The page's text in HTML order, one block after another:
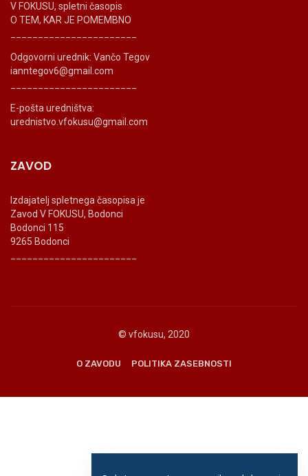
V FOKUSU, spletni časopis
O TEM, KAR JE POMEMBNO
Odgovorni urednik: Vančo Tegov
ianntegov6@gmail.com
E-pošta uredništva:
urednistvo.vfokusu@gmail.com
ZAVOD
Izdajatelj spletnega časopisa je
Zavod V FOKUSU, Bodonci
Bodonci 115
9265 Bodonci
© vfokusu, 2020
O ZAVODU POLITIKA ZASEBNOSTI